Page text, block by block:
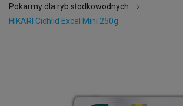
Pokarmy dla ryb słodkowodnych
HIKARI Cichlid Excel Mini 250g